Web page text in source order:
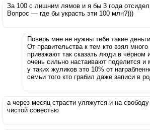
За 100 с лишним лямов и я бы 3 года
Вопрос — где бы украсть эти 100 млн?)))
Поверь мне не нужны тебе такие деньги.
От правительства к тем кто взял много
приезжают так сказать люди в чёрном
очень сильно настаивают поделится и
у таких жуликов это 10% от
семьи того кто грабил даже записи в
а через месяц страсти уляжутся и на свободу
чистой совестью